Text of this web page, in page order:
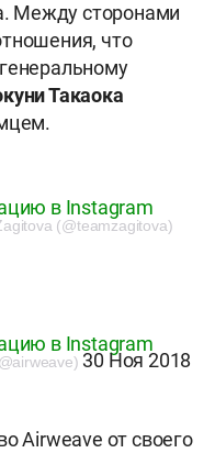
Между сторонами
что
Такаока
в Instagram
(@teamzagitova)
в Instagram
30 Ноя 2018
Airweave от своего